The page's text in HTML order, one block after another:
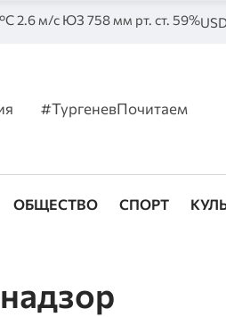
2.6 м/с ЮЗ 758 мм рт. ст. 59%
#ТургеневПочитаем
ОБЩЕСТВО СПОРТ